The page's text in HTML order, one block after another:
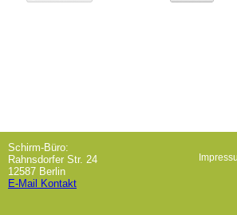
Schirm-Büro:
Rahnsdorfer Str. 24
12587 Berlin
E-Mail Kontakt